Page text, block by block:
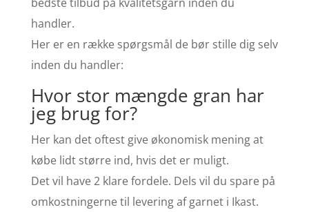
handler.
Her er en række spørgsmål de bør stille dig selv
inden du handler:
Hvor stor mængde gran har
jeg brug for?
Her kan det oftest give økonomisk mening at
købe lidt større ind, hvis det er muligt.
Det vil have 2 klare fordele. Dels vil du spare på
omkostningerne til levering af garnet i Ikast.